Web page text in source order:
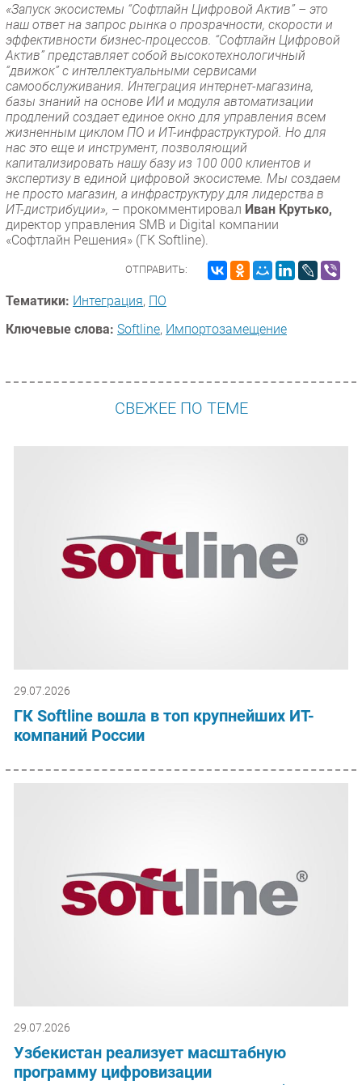
«Запуск экосистемы “Софтлайн Цифровой Актив” – это
наш ответ на запрос рынка о прозрачности, скорости и
эффективности бизнес-процессов. “Софтлайн Цифровой
Актив” представляет собой высокотехнологичный
“движок” с интеллектуальными сервисами
самообслуживания. Интеграция интернет-магазина,
базы знаний на основе ИИ и модуля автоматизации
продлений создает единое окно для управления всем
жизненным циклом ПО и ИТ-инфраструктурой. Но для
нас это еще и инструмент, позволяющий
капитализировать нашу базу из 100 000 клиентов и
экспертизу в единой цифровой экосистеме. Мы создаем
не просто магазин, а инфраструктуру для лидерства в
ИТ-дистрибуции», – прокомментировал Иван Крутько,
директор управления SMB и Digital компании
«Софтлайн Решения» (ГК Softline).
ОТПРАВИТЬ:
Тематики: Интеграция, ПО
Ключевые слова: Softline, Импорто­замещение
СВЕЖЕЕ ПО ТЕМЕ
29.07.2026
ГК Softline вошла в топ крупнейших ИТ-
компаний России
29.07.2026
Узбекистан реализует масштабную
программу цифровизации